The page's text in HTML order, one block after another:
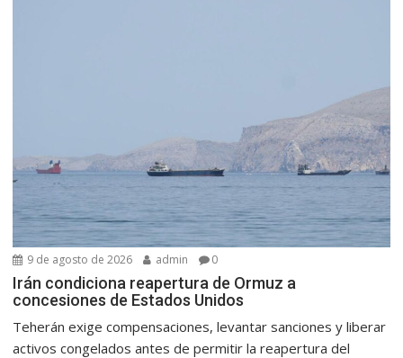
9 de agosto de 2026 admin 0
Irán condiciona reapertura de Ormuz a
concesiones de Estados Unidos
Teherán exige compensaciones, levantar sanciones y liberar
activos congelados antes de permitir la reapertura del